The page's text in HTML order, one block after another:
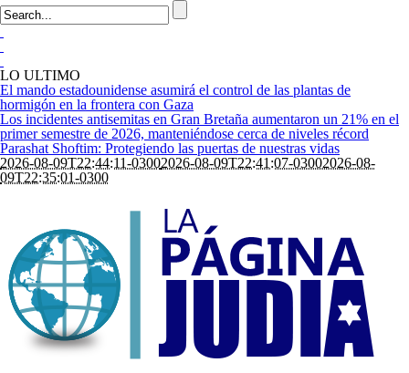
LO ULTIMO
El mando estadounidense asumirá el control de las plantas de
hormigón en la frontera con Gaza
Los incidentes antisemitas en Gran Bretaña aumentaron un 21% en el
primer semestre de 2026, manteniéndose cerca de niveles récord
Parashat Shoftim: Protegiendo las puertas de nuestras vidas
2026-08-09T22:44:11-03002026-08-09T22:41:07-03002026-08-
09T22:35:01-0300